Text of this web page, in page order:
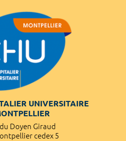
UNIVERSITAIRE
Doyen Giraud
cedex 5